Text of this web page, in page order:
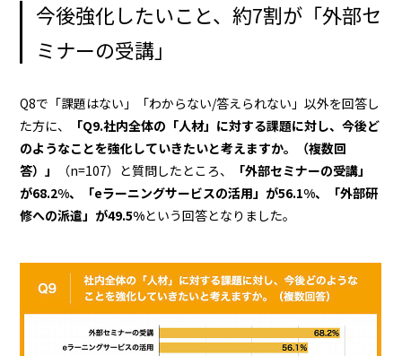
今後強化したいこと、約7割が「外部セ
ミナーの受講」
Q8で「課題はない」「わからない/答えられない」以外を回答し
た方に、
「Q9.社内全体の「人材」に対する課題に対し、今後ど
のようなことを強化していきたいと考えますか。（複数回
答）」
（n=107）と質問したところ、
「外部セミナーの受講」
が68.2%、「eラーニングサービスの活用」が56.1%、「外部研
修への派遣」が49.5%という回答となりました。